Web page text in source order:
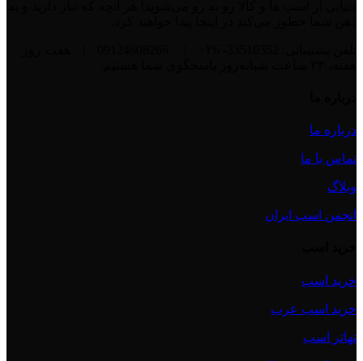
درباره ما
تماس با ما
وبلاگ
انجمن اسب ایران
خرید اسب
خرید اسب عرب
تهاتر اسب